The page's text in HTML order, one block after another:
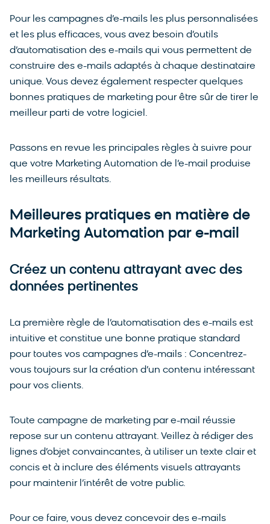
Pour les campagnes d’e-mails les plus personnalisées
et les plus efficaces, vous avez besoin d’outils
d’automatisation des e-mails qui vous permettent de
construire des e-mails adaptés à chaque destinataire
unique. Vous devez également respecter quelques
bonnes pratiques de marketing pour être sûr de tirer le
meilleur parti de votre logiciel.
Passons en revue les principales règles à suivre pour
que votre Marketing Automation de l’e-mail produise
les meilleurs résultats.
Meilleures pratiques en matière de
Marketing Automation par e-mail
Créez un contenu attrayant avec des
données pertinentes
La première règle de l’automatisation des e-mails est
intuitive et constitue une bonne pratique standard
pour toutes vos campagnes d’e-mails : Concentrez-
vous toujours sur la création d’un contenu intéressant
pour vos clients.
Toute campagne de marketing par e-mail réussie
repose sur un contenu attrayant. Veillez à rédiger des
lignes d’objet convaincantes, à utiliser un texte clair et
concis et à inclure des éléments visuels attrayants
pour maintenir l’intérêt de votre public.
Pour ce faire, vous devez concevoir des e-mails